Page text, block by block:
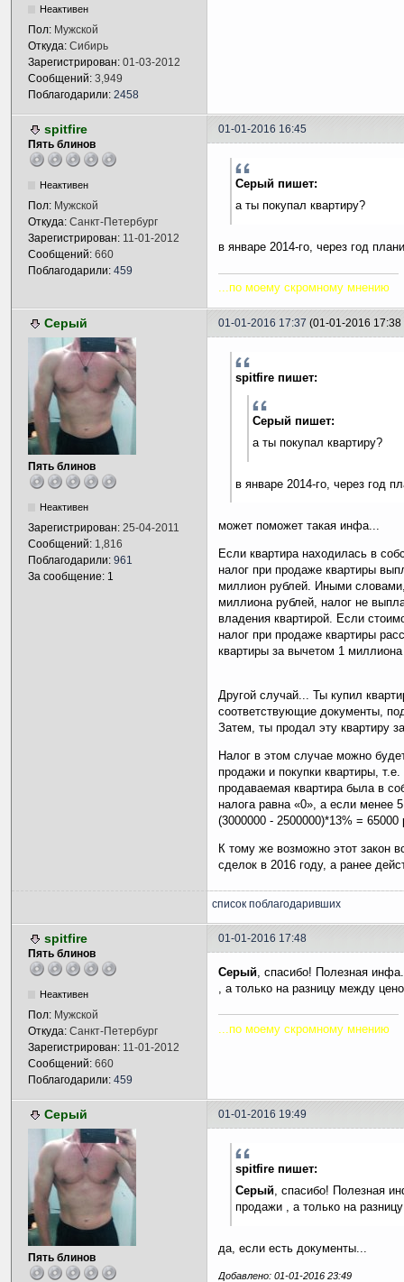
Неактивен
Пол: Мужской
Откуда: Сибирь
Зарегистрирован: 01-03-2012
Сообщений: 3,949
Поблагодарили: 2458
spitfire
01-01-2016 16:45
Пять блинов
Неактивен
Пол: Мужской
Откуда: Санкт-Петербург
Зарегистрирован: 11-01-2012
Сообщений: 660
Поблагодарили: 459
Серый пишет:
а ты покупал квартиру?
в январе 2014-го, через год
...по моему скромному мнению
Серый 01-01-2016 17:37 (01-01-2016
Пять блинов
Неактивен
Зарегистрирован: 25-04-2011
Сообщений: 1,816
Поблагодарили: 961
За сообщение: 1
spitfire пишет:
Серый пишет:
а ты покупал квартиру?
в январе 2014-го, через год
может поможет такая инфа...
Если квартира находилась в
налог при продаже квартиры
миллион рублей. Иными
миллиона рублей, налог не
владения квартирой. Если
налог при продаже квартиры
квартиры за вычетом 1
Другой случай... Ты купил
соответствующие документы,
Затем, ты продал эту квартиру
Налог в этом случае можно
продажи и покупки квартиры,
продаваемая квартира была в
налога равна «0», а если менее
(3000000 - 2500000)*13% = 65000
К тому же возможно этот закон
сделок в 2016 году, а ранее
список поблагодаривших
spitfire
01-01-2016 17:48
Пять блинов
Неактивен
Пол: Мужской
Откуда: Санкт-Петербург
Зарегистрирован: 11-01-2012
Сообщений: 660
Поблагодарили: 459
Серый , спасибо! Полезная
, а только на разницу между
...по моему скромному мнению
Серый 01-01-2016 19:49
Пять блинов
spitfire пишет:
Серый, спасибо! Полезная
продажи , а только на
да, если есть документы...
Добавлено: 01-01-2016 23:49